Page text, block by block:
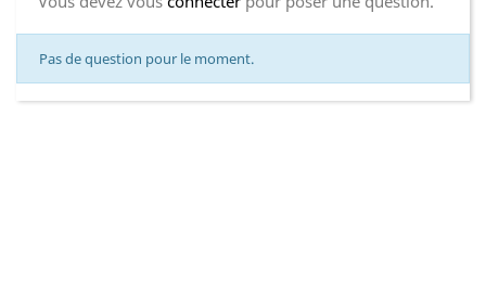
Pas de question pour le moment.